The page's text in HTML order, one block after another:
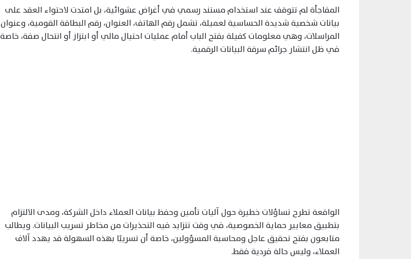
المفاجأة لم تتوقف عند استخدام مستند رسمي في أغراض عشوائية، بل امتدت لاحتواء العقد على
بيانات شخصية شديدة الحساسية لعميلة، تشمل رقم الهاتف، العنوان، رقم البطاقة القومية، وعنوان
المراسلات، وهي معلومات كفيلة بفتح الباب أمام عمليات احتيال مالي أو ابتزاز أو انتحال صفة، خاصة
في ظل انتشار جرائم سرقة البيانات الرقمية.
الواقعة تطرح تساؤلات خطيرة حول آليات تأمين وحفظ بيانات العملاء داخل الشركة، ومدى الالتزام
بتطبيق معايير حماية الخصوصية، في وقت تتزايد فيه التحذيرات من مخاطر تسريب البيانات. ويطالب
متابعون بفتح تحقيق عاجل ومحاسبة المسؤولين، خاصة أن تسريبًا بهذه السهولة قد يهدد آلاف
العملاء، وليس حالة فردية فقط.